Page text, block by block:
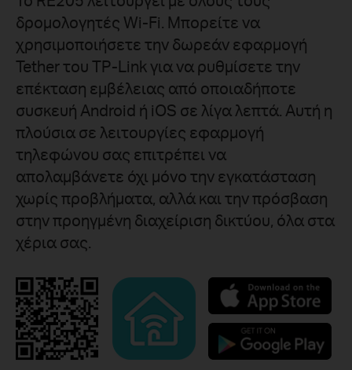
δρομολογητές Wi-Fi. Μπορείτε να
χρησιμοποιήσετε την δωρεάν εφαρμογή
Tether του TP-Link για να ρυθμίσετε την
επέκταση εμβέλειας από οποιαδήποτε
συσκευή Android ή iOS σε λίγα λεπτά. Αυτή η
πλούσια σε λειτουργίες εφαρμογή
τηλεφώνου σας επιτρέπει να
απολαμβάνετε όχι μόνο την εγκατάσταση
χωρίς προβλήματα, αλλά και την πρόσβαση
στην προηγμένη διαχείριση δικτύου, όλα στα
χέρια σας.